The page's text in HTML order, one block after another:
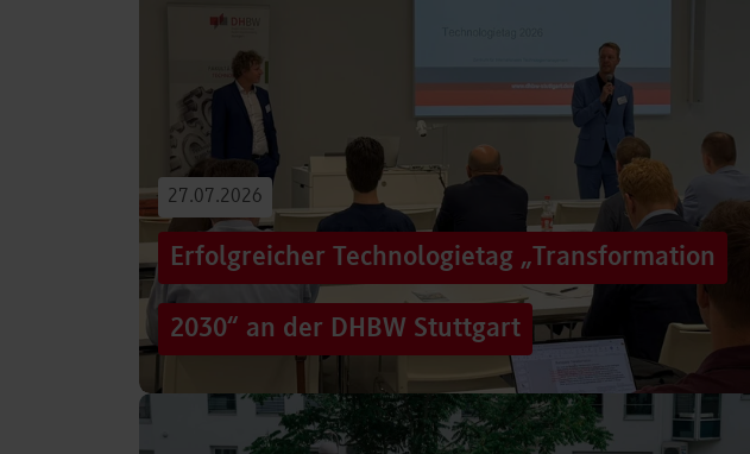
Führungsaufgaben – Drei…
Beitrag lesen
27.07.2026
Erfolgreicher Technologietag „Transformation
2030“ an der DHBW Stuttgart
Wie gelingt Transformation in einer Zeit, in der sich Technologien, Märkte
und gesellschaftliche Rahmenbedingungen immer schneller verändern?
Genau…